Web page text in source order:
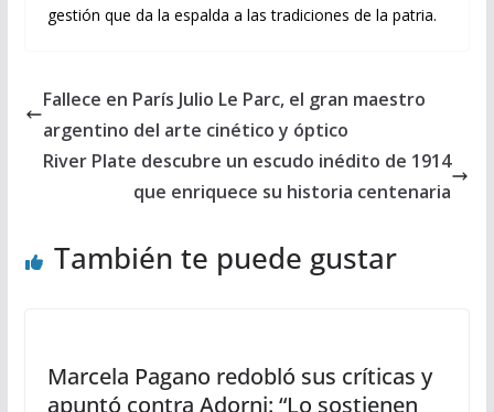
gestión que da la espalda a las tradiciones de la patria.
Fallece en París Julio Le Parc, el gran maestro
argentino del arte cinético y óptico
River Plate descubre un escudo inédito de 1914
que enriquece su historia centenaria
También te puede gustar
Marcela Pagano redobló sus críticas y
apuntó contra Adorni: “Lo sostienen